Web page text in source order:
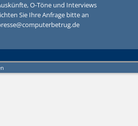
O-Töne und Interviews
Sie Ihre Anfrage bitte an